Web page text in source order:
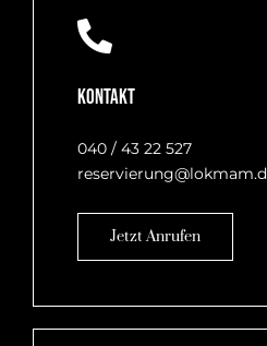
Kontakt
040 / 43 22 527
Jetzt Anrufen